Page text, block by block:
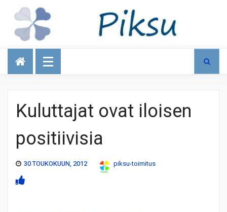
Talous
Kuluttajat ovat iloisen
positiivisia
30 TOUKOKUUN, 2012 piksu-toimitus